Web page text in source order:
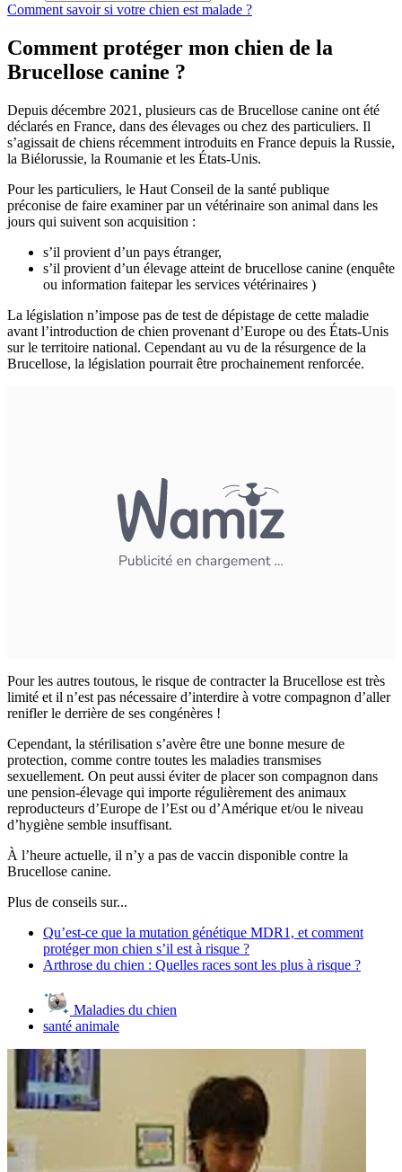
Comment savoir si votre chien est malade ?
Comment protéger mon chien de la
Brucellose canine ?
Depuis décembre 2021, plusieurs cas de Brucellose canine ont été
déclarés en France, dans des élevages ou chez des particuliers. Il
s’agissait de chiens récemment introduits en France depuis la Russie,
la Biélorussie, la Roumanie et les États-Unis.
Pour les particuliers, le Haut Conseil de la santé publique
préconise de faire examiner par un vétérinaire son animal dans les
jours qui suivent son acquisition :
s’il provient d’un pays étranger,
s’il provient d’un élevage atteint de brucellose canine (enquête
ou information faitepar les services vétérinaires )
La législation n’impose pas de test de dépistage de cette maladie
avant l’introduction de chien provenant d’Europe ou des États-Unis
sur le territoire national. Cependant au vu de la résurgence de la
Brucellose, la législation pourrait être prochainement renforcée.
Pour les autres toutous, le risque de contracter la Brucellose est très
limité et il n’est pas nécessaire d’interdire à votre compagnon d’aller
renifler le derrière de ses congénères !
Cependant, la stérilisation s’avère être une bonne mesure de
protection, comme contre toutes les maladies transmises
sexuellement. On peut aussi éviter de placer son compagnon dans
une pension-élevage qui importe régulièrement des animaux
reproducteurs d’Europe de l’Est ou d’Amérique et/ou le niveau
d’hygiène semble insuffisant.
À l’heure actuelle, il n’y a pas de vaccin disponible contre la
Brucellose canine.
Plus de conseils sur...
Qu’est-ce que la mutation génétique MDR1, et comment
protéger mon chien s’il est à risque ?
Arthrose du chien : Quelles races sont les plus à risque ?
Maladies du chien
santé animale